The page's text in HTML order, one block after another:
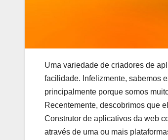
Uma variedade de criadores de
facilidade. Infelizmente, sabemos
principalmente porque somos
Recentemente, descobrimos que
Construtor de aplicativos da web
através de uma ou mais